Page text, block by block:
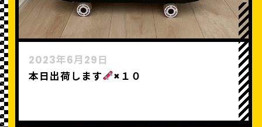
2023年6月29日
本日出荷します
×１０